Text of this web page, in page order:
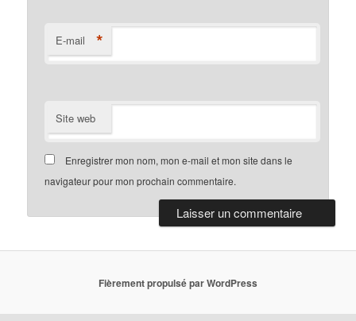
E-mail *
Site web
Enregistrer mon nom, mon e-mail et mon site dans le
navigateur pour mon prochain commentaire.
Fièrement propulsé par WordPress